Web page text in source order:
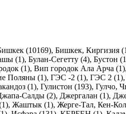
(10169), Бишкек, Киргизия
(1), Булан-Сегетту (4), Бустон
(1), Вип городок Ала Арча (1),
Поляны (1), ГЭС -2 (1), ГЭС 2 (1),
(1), Гулистон (193), Гулчо,
Салды (2), Джергалан (1),
, Жаштык (1), Жерге-Тал, Кен-